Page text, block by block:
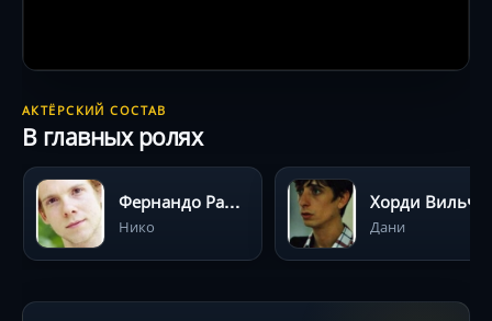
АКТЁРСКИЙ СОСТАВ
В главных ролях
Фернандо Рамальо
Нико
Хорди Вильчес
Дани